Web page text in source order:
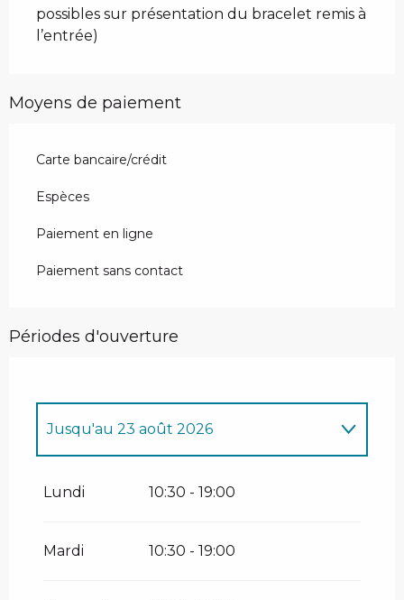
possibles sur présentation du bracelet remis à
l’entrée)
Moyens de paiement
Carte bancaire/crédit
Espèces
Paiement en ligne
Paiement sans contact
Périodes d'ouverture
13 juin 2026
Jusqu'au 23 août 2026
Lundi 10:30 - 19:00
Mardi 10:30 - 19:00